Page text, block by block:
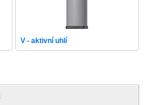
V - aktivní uhlí